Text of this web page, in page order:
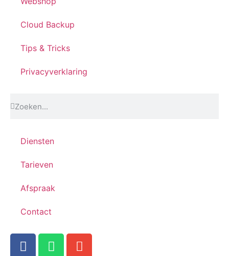
Cloud Backup
Tips & Tricks
Privacyverklaring
Diensten
Tarieven
Afspraak
Contact